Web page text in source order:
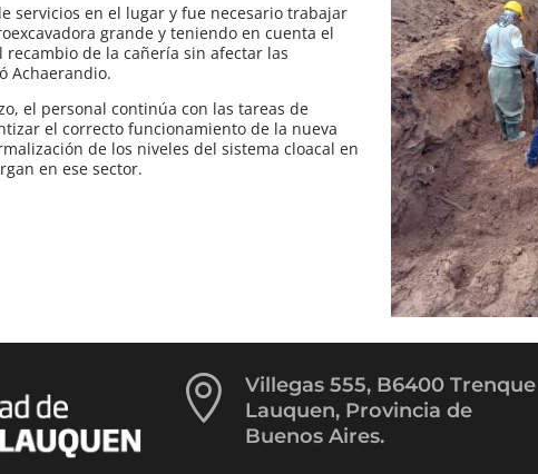
servicios en el lugar y fue necesario trabajar
grande y teniendo en cuenta el
de la cañería sin afectar las
Achaerandio.
el personal continúa con las tareas de
el correcto funcionamiento de la nueva
de los niveles del sistema cloacal en
en ese sector.

Villegas 555, B6400 Trenque
Lauquen, Provincia de
Buenos Aires.